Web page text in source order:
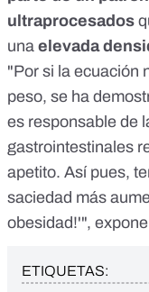
ultraprocesados
una elevada
"Por si la ecuación
peso, se ha
es responsable de
gastrointestinales
apetito. Así pues,
saciedad más
obesidad!'",
ETIQUETAS: